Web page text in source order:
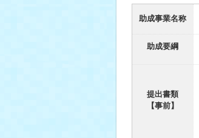
助成事業名称
助成要綱
提出書類
【事前】